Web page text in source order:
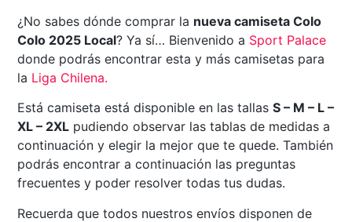
¿No sabes dónde comprar la nueva camiseta Colo
Colo 2025 Local? Ya sí… Bienvenido a Sport Palace
donde podrás encontrar esta y más camisetas para
la Liga Chilena.
Está camiseta está disponible en las tallasS – M – L –
XL – 2XL pudiendo observar las tablas de medidas a
continuación y elegir la mejor que te quede. También
podrás encontrar a continuación las preguntas
frecuentes y poder resolver todas tus dudas.
Recuerda que todos nuestros envíos disponen de